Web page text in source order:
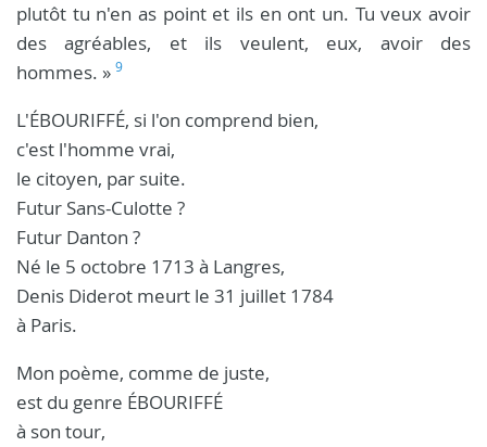
plutôt tu n'en as point et ils en ont un. Tu veux avoir
des agréables, et ils veulent, eux, avoir des
hommes. » 9
L'ÉBOURIFFÉ, si l'on comprend bien,
c'est l'homme vrai,
le citoyen, par suite.
Futur Sans-Culotte ?
Futur Danton ?
Né le 5 octobre 1713 à Langres,
Denis Diderot meurt le 31 juillet 1784
à Paris.
Mon poème, comme de juste,
est du genre ÉBOURIFFÉ
à son tour,